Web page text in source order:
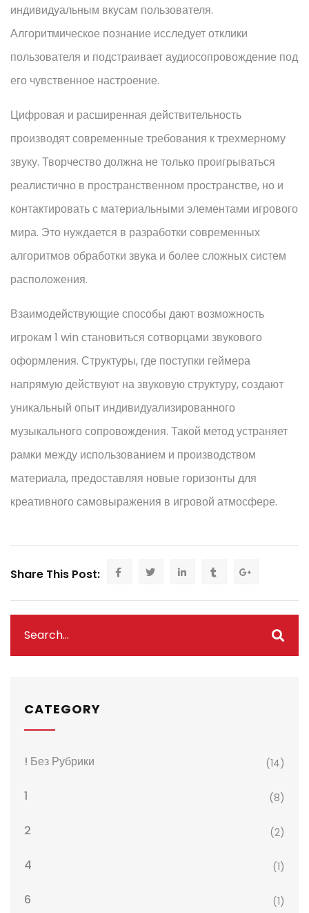
индивидуальным вкусам пользователя.
Алгоритмическое познание исследует отклики
пользователя и подстраивает аудиосопровождение под
его чувственное настроение.
Цифровая и расширенная действительность
производят современные требования к трехмерному
звуку. Творчество должна не только проигрываться
реалистично в пространственном пространстве, но и
контактировать с материальными элементами игрового
мира. Это нуждается в разработки современных
алгоритмов обработки звука и более сложных систем
расположения.
Взаимодействующие способы дают возможность
игрокам 1 win становиться сотворцами звукового
оформления. Структуры, где поступки геймера
напрямую действуют на звуковую структуру, создают
уникальный опыт индивидуализированного
музыкального сопровождения. Такой метод устраняет
рамки между использованием и производством
материала, предоставляя новые горизонты для
креативного самовыражения в игровой атмосфере.
Share This Post:
CATEGORY
! Без Рубрики (14)
1 (8)
2 (2)
4 (1)
6 (1)